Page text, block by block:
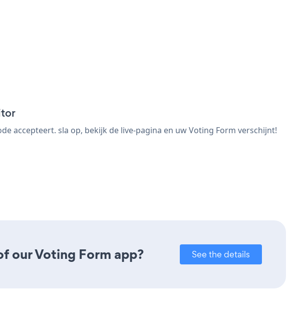
accepteert. sla op, bekijk de live-pagina en uw Voting Form verschijnt!
our Voting Form app? See the details